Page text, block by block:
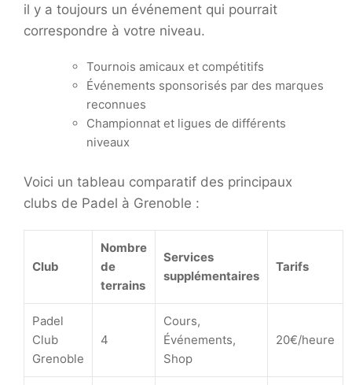
il y a toujours un événement qui pourrait
correspondre à votre niveau.
Tournois amicaux et compétitifs
Événements sponsorisés par des marques
reconnues
Championnat et ligues de différents
niveaux
Voici un tableau comparatif des principaux
clubs de Padel à Grenoble :
Club
Nombre
de
terrains
Services
supplémentaires
Tarifs
Padel
Club
Grenoble
4
Cours,
Événements,
Shop
20€/heure